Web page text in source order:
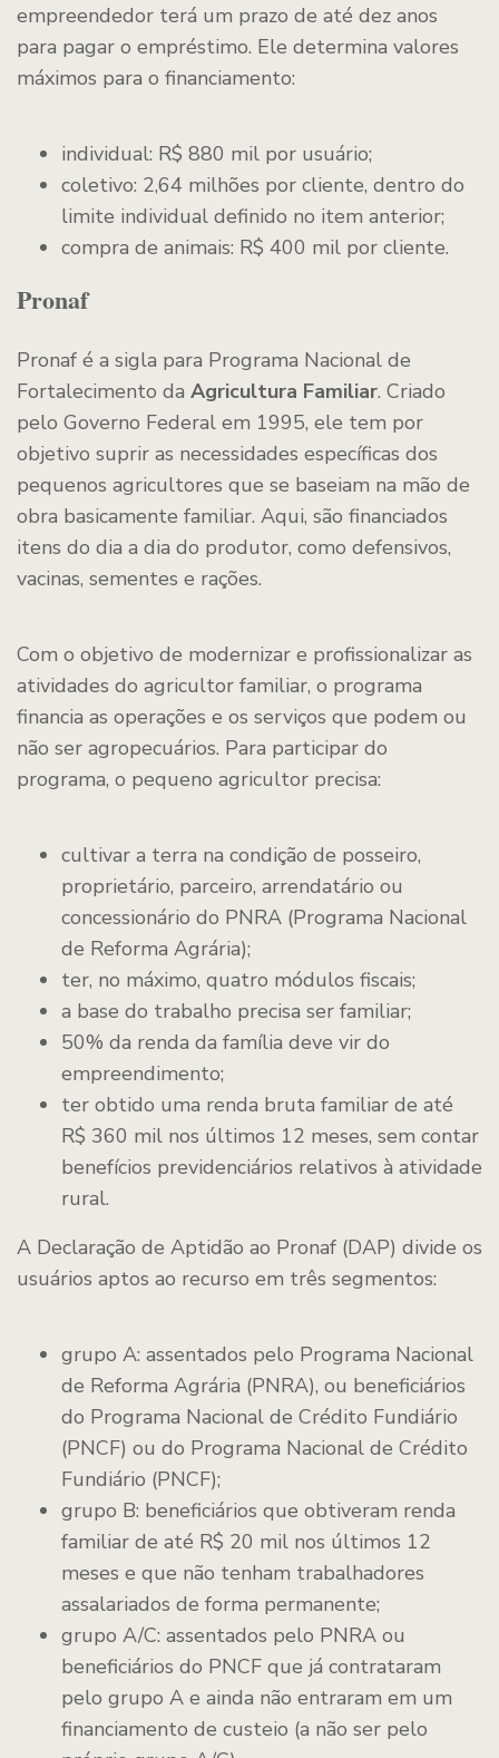
empreendedor terá um prazo de até dez anos
para pagar o empréstimo. Ele determina valores
máximos para o financiamento:
individual: R$ 880 mil por usuário;
coletivo: 2,64 milhões por cliente, dentro do
limite individual definido no item anterior;
compra de animais: R$ 400 mil por cliente.
Pronaf
Pronaf é a sigla para Programa Nacional de
Fortalecimento da Agricultura Familiar. Criado
pelo Governo Federal em 1995, ele tem por
objetivo suprir as necessidades específicas dos
pequenos agricultores que se baseiam na mão de
obra basicamente familiar. Aqui, são financiados
itens do dia a dia do produtor, como defensivos,
vacinas, sementes e rações.
Com o objetivo de modernizar e profissionalizar as
atividades do agricultor familiar, o programa
financia as operações e os serviços que podem ou
não ser agropecuários. Para participar do
programa, o pequeno agricultor precisa:
cultivar a terra na condição de posseiro,
proprietário, parceiro, arrendatário ou
concessionário do PNRA (Programa Nacional
de Reforma Agrária);
ter, no máximo, quatro módulos fiscais;
a base do trabalho precisa ser familiar;
50% da renda da família deve vir do
empreendimento;
ter obtido uma renda bruta familiar de até
R$ 360 mil nos últimos 12 meses, sem contar
benefícios previdenciários relativos à atividade
rural.
A Declaração de Aptidão ao Pronaf (DAP) divide os
usuários aptos ao recurso em três segmentos:
grupo A: assentados pelo Programa Nacional
de Reforma Agrária (PNRA), ou beneficiários
do Programa Nacional de Crédito Fundiário
(PNCF) ou do Programa Nacional de Crédito
Fundiário (PNCF);
grupo B: beneficiários que obtiveram renda
familiar de até R$ 20 mil nos últimos 12
meses e que não tenham trabalhadores
assalariados de forma permanente;
grupo A/C: assentados pelo PNRA ou
beneficiários do PNCF que já contrataram
pelo grupo A e ainda não entraram em um
financiamento de custeio (a não ser pelo